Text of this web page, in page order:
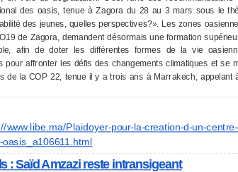
des oasis, tenue à Zagora du 28 au 3 mars sous le
des jeunes, quelles perspectives?». Les zones
de Zagora, demandent désormais une formation
afin de doter les différentes formes de la vie
affronter les défis des changements climatiques et se
de la COP 22, tenue il y a trois ans à Marrakech, appelant
www.libe.ma/Plaidoyer-pour-la-creation-d-un-centre-
a106611.html
: Saïd Amzazi reste intransigeant